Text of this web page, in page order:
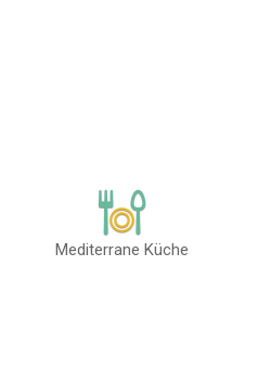
Mediterrane Küche